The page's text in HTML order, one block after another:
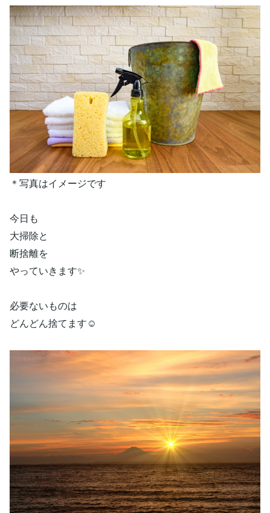
＊写真はイメージです
今日も
大掃除と
断捨離を
やっていきます✨
必要ないものは
どんどん捨てます☺️